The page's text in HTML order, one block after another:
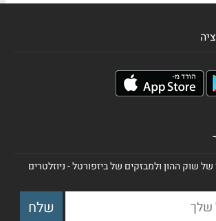
שוק ההון ולמבזקים של ביזפורטל - ניוזלטרים